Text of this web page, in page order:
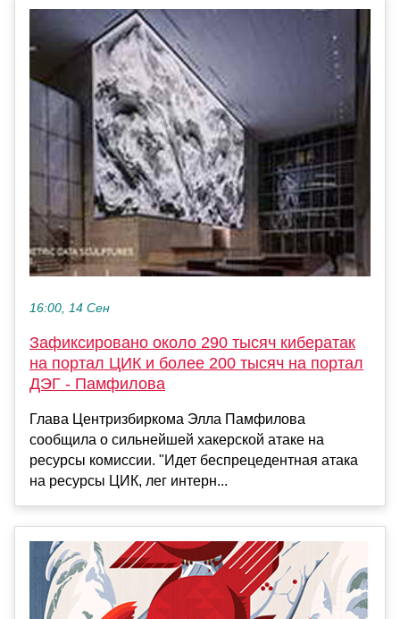
16:00, 14 Сен
Зафиксировано около 290 тысяч кибератак
на портал ЦИК и более 200 тысяч на портал
ДЭГ - Памфилова
Глава Центризбиркома Элла Памфилова
сообщила о сильнейшей хакерской атаке на
ресурсы комиссии. "Идет беспрецедентная атака
на ресурсы ЦИК, лег интерн...